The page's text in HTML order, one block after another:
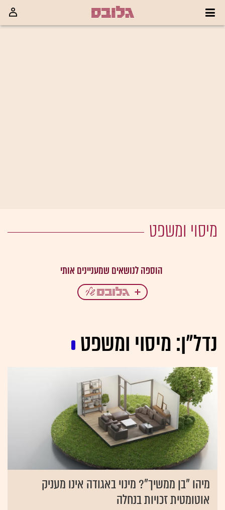
מיסוי ומשפט
נדל"ן: מיסוי ומשפט
מיהו "בן ממשיך"? מינוי באגודה אינו מעניק
אוטומטית זכויות בנחלה